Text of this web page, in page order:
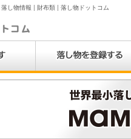
し物情報 | 財布類 | 落し物ドットコム